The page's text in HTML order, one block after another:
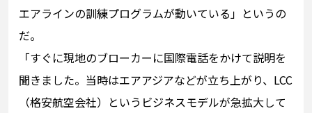
エアラインの訓練プログラムが動いている」というの
だ。
「すぐに現地のブローカーに国際電話をかけて説明を
聞きました。当時はエアアジアなどが立ち上がり、LCC
（格安航空会社）というビジネスモデルが急拡大して